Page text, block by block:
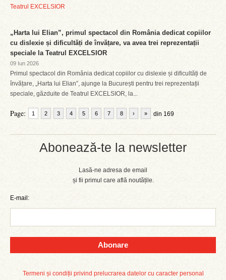
Abonează-te la newsletter
Lasă-ne adresa de email
și fii primul care află noutățile.
E-mail:
Abonare
Termeni și condiții privind prelucrarea datelor cu caracter personal
„Harta lui Elian”, primul spectacol din România dedicat copiilor
cu dislexie și dificultăți de învățare, va avea trei reprezentații
speciale la Teatrul EXCELSIOR
09 Iun 2026
Primul spectacol din România dedicat copiilor cu dislexie și dificultăți de
învățare, „Harta lui Elian”, ajunge la București pentru trei reprezentații
speciale, găzduite de Teatrul EXCELSIOR, la...
Page: 1 2 3 4 5 6 7 8 din 169
› »